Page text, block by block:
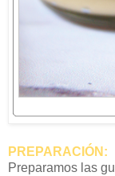
PREPARACIÓN:
Preparamos las